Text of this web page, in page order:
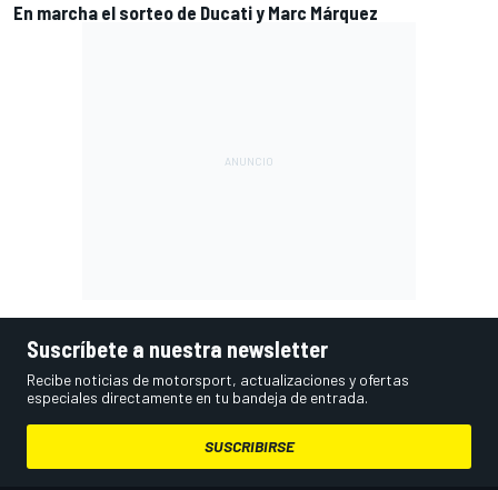
En marcha el sorteo de Ducati y Marc Márquez
Suscríbete a nuestra newsletter
Recibe noticias de motorsport, actualizaciones y ofertas
especiales directamente en tu bandeja de entrada.
SUSCRIBIRSE